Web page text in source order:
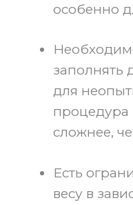
особенно
заполнять
для
процедура
сложнее,
Есть
весу в